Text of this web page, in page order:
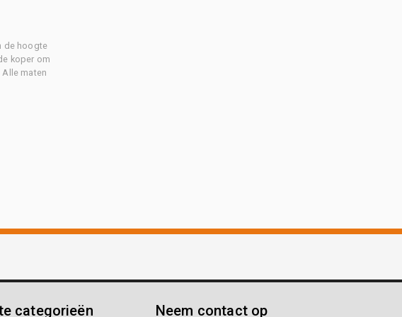
de hoogte
koper om
maten
categorieën Neem contact op